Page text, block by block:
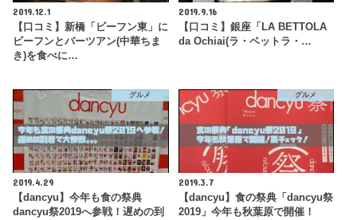
2019.12.1
【口コミ】新橋「ビーフン東」に
ビーフンとバーツアン(中華ちま
き)を食べに…
2019.9.16
【口コミ】銀座「LA BETTOLA
da Ochiai(ラ・ベットラ・…
グルメ
2019.4.29
【dancyu】今年も食の祭典
dancyu祭2019へ参戦！遅めの到
グルメ
2019.3.7
【dancyu】食の祭典「dancyu祭
2019」今年も秋葉原で開催！